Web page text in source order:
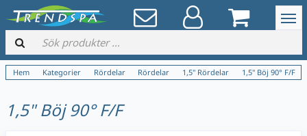
Hem Kategorier Rördelar Rördelar 1,5" Rördelar 1,5" Böj 90° F/F
1,5" Böj 90° F/F